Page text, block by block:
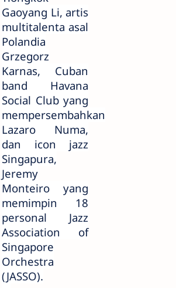
Gaoyang Li, artis
multitalenta asal
Polandia
Grzegorz
Karnas, Cuban
band Havana
Social Club yang
mempersembahkan
Lazaro Numa,
dan icon jazz
Singapura,
Jeremy
Monteiro yang
memimpin 18
personal Jazz
Association of
Singapore
Orchestra
(JASSO).